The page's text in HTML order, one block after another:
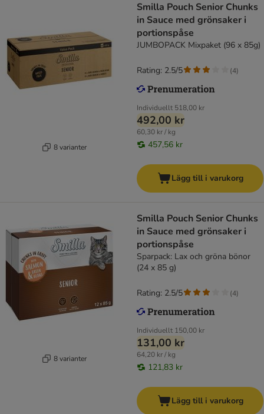
8 varianter
Smilla Pouch Senior Chunks
in Sauce med grönsaker i
portionspåse
JUMBOPACK Mixpaket (96 x 85g)
Individuellt 518,00 kr
492,00 kr
60,30 kr / kg
457,56 kr
Rating: 2.5/5 (4)
Lägg till i varukorg
8 varianter
Smilla Pouch Senior Chunks
in Sauce med grönsaker i
portionspåse
Sparpack: Lax och gröna bönor
(24 x 85 g)
Individuellt 150,00 kr
131,00 kr
64,20 kr / kg
121,83 kr
Rating: 2.5/5 (4)
Lägg till i varukorg